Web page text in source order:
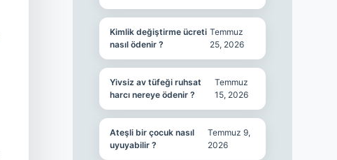
Kimlik değiştirme ücreti
nasıl ödenir ?
Temmuz
25, 2026
Yivsiz av tüfeği ruhsat
harcı nereye ödenir ?
Temmuz
15, 2026
Ateşli bir çocuk nasıl
uyuyabilir ?
Temmuz 9,
2026